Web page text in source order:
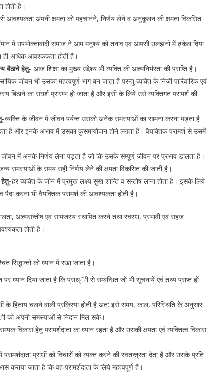
होती है।
आवश्यकता अपनी क्षमता को पहचानने, निर्णय लेने व अनुकूलन की क्षमता विकसित
में उपभोक्तावादी समाज ने आम मनुश्य को तनाव एवं आपसी उलझनों में ढ़केल दिया
ही अधिक आवश्ककता होती है।
बैठाने हेतु- आज शिक्षा का मुख्य उद्देश्य भी व्यक्ति की आत्मनिर्भरता की प्राप्ति है।
जीवन भी उसका महत्वपूर्ण भाग बन जाता है परन्तु व्यक्ति के निजी पारिवारिक एवं
का संघर्श प्रारम्भ हो जाता है और इसी के लिये उसे व्यक्तिगत परामर्श की
व्यक्ति के जीवन में जीवन पर्यन्त उसको अनेक समस्याओं का सामना करना पड़ता है
है और इनके अभाव में उसका कुसमायोजन होने लगता हैं। वैयक्तिक परामर्श से उसमें
जीवन में अनके निर्णय लेना पड़ता है जो कि उसके सम्पूर्ण जीवन पर प्रभाव डालता है।
समस्याओं के समय सही निर्णय लेने की क्षमता विकसित की जाती है।
हेतु-हर व्यक्ति के जीन में प्रमुख लक्ष्य सुख शान्ति व सन्तोष लाना होता है। इसके लिये
करना भी वैयक्तिक परामर्श की आवश्यकता होती है।
आत्मसन्तोष एवं सामंजस्य स्थापित करने तथा स्वस्थ, प्रभावी एवं सहज
होती है।
सिद्धान्तों को ध्यान में रखा जाता है।
पर ध्यान दिया जाता है कि प्राथ्र्ाी से सम्बन्धित जो भी सूचनायें एवं तथ्य प्राप्त हों
के हिताय चलने वाली प्रक्रिया होती है अत: इसे समय, काल, परिस्थिति के अनुसार
को अपनी समस्याओं से निदान मिल सके।
विकास हेतु परामर्शदाता का ध्यान रहता है और उसकी क्षमता एवं व्यक्तित्व विकास
परामर्शदाता प्रार्थी को विचारों को व्यक्त करने की स्वतन्त्रता देता है और उसके प्रति
कराया जाता है कि वह परामर्शदाता के लिये महत्वपूर्ण है।